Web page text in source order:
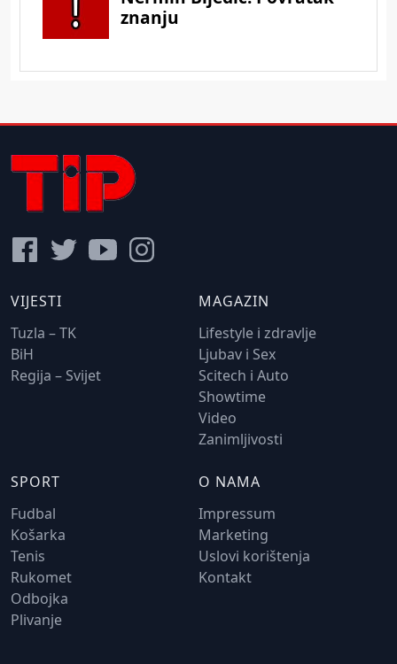
VIJESTI
Tuzla – TK
BiH
Regija – Svijet
MAGAZIN
Lifestyle i zdravlje
Ljubav i Sex
Scitech i Auto
Showtime
Video
Zanimljivosti
SPORT
Fudbal
Košarka
Tenis
Rukomet
Odbojka
Plivanje
O NAMA
Impressum
Marketing
Uslovi korištenja
Kontakt